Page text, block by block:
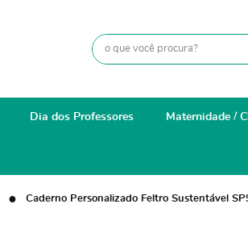
Dia dos Professores Maternidade /
Caderno Personalizado Feltro Sustentável